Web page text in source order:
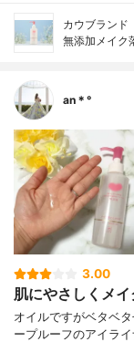
カウブランド
無添加メイク
an＊°
3.00
肌にやさしくメイ
オイルですがベタベ
ープルーフのアイラ